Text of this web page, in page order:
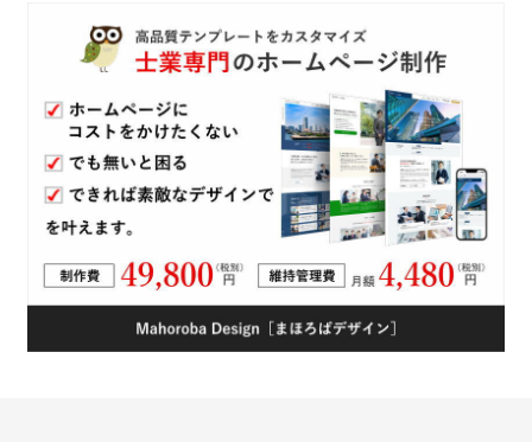
転用したい。」 「田や畑を譲り受けて
耕作したい。」 「終活を始めたいけど
何から始めたらいいかわからない。」
「相続手続をしないといけないけど難
しくてよくわからない。」 これらのよ
うなことでお困りでしたらぜひ当事務
所にご相談ください。 「とりあえず話
を聞いてみようかな？」という気軽な
気持ちでお話して頂ける雰囲気づくり
を意識しています。